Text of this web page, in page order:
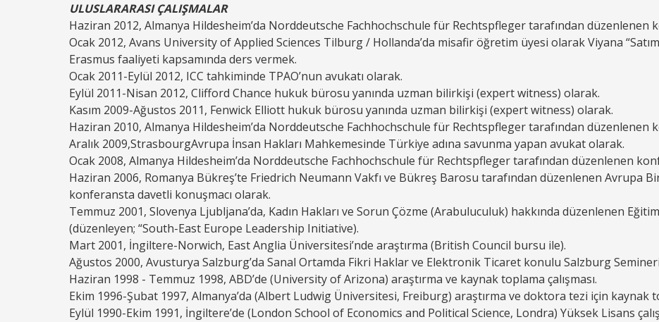
ULUSLARARASI ÇALIŞMALAR
Haziran 2012, Almanya Hildesheim’da Norddeutsche Fachhochschule für Rechtspfleger tarafından düzenlenen
Ocak 2012, Avans University of Applied Sciences Tilburg / Hollanda’da misafir öğretim üyesi olarak Viyana
Erasmus faaliyeti kapsamında ders vermek.
Ocak 2011-Eylül 2012, ICC tahkiminde TPAO’nun avukatı olarak.
Eylül 2011-Nisan 2012, Clifford Chance hukuk bürosu yanında uzman bilirkişi (expert witness) olarak.
Kasım 2009-Ağustos 2011, Fenwick Elliott hukuk bürosu yanında uzman bilirkişi (expert witness) olarak.
Haziran 2010, Almanya Hildesheim’da Norddeutsche Fachhochschule für Rechtspfleger tarafından düzenlenen
Aralık 2009,StrasbourgAvrupa İnsan Hakları Mahkemesinde Türkiye adına savunma yapan avukat olarak.
Ocak 2008, Almanya Hildesheim’da Norddeutsche Fachhochschule für Rechtspfleger tarafından düzenlenen
Haziran 2006, Romanya Bükreş’te Friedrich Neumann Vakfı ve Bükreş Barosu tarafından düzenlenen Avrupa
konferansta davetli konuşmacı olarak.
Temmuz 2001, Slovenya Ljubljana’da, Kadın Hakları ve Sorun Çözme (Arabuluculuk) hakkında düzenlenen
(düzenleyen; “South-East Europe Leadership Initiative).
Mart 2001, İngiltere-Norwich, East Anglia Üniversitesi’nde araştırma (British Council bursu ile).
Ağustos 2000, Avusturya Salzburg’da Sanal Ortamda Fikri Haklar ve Elektronik Ticaret konulu Salzburg
Haziran 1998 - Temmuz 1998, ABD’de (University of Arizona) araştırma ve kaynak toplama çalışması.
Ekim 1996-Şubat 1997, Almanya’da (Albert Ludwig Üniversitesi, Freiburg) araştırma ve doktora tezi için kaynak
Eylül 1990-Ekim 1991, İngiltere’de (London School of Economics and Political Science, Londra) Yüksek Lisans